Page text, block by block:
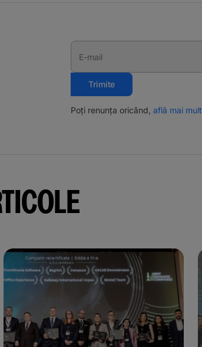
E-mail
Trimite
Poți renunța oricând, află mai mult